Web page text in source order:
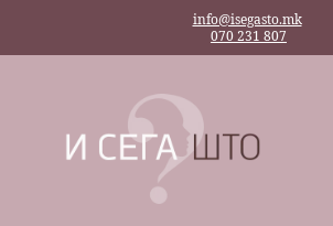
info@isegasto.mk
070 231 807